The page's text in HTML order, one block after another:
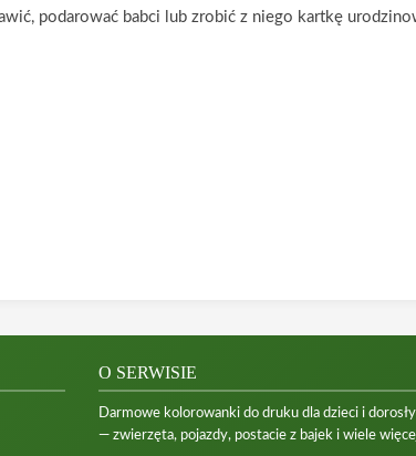
podarować babci lub zrobić z niego kartkę
O SERWISIE
Darmowe kolorowanki do druku dla dzieci i
— zwierzęta, pojazdy, postacie z bajek i wiele